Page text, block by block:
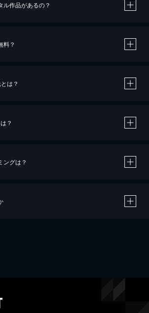
ル作品があるの？
料？
は？
クレジットカード決済による作品の購入 / レンタルです。
よる作品の購入 / レンタルは、20％のポイント還元です。
？
ングは？